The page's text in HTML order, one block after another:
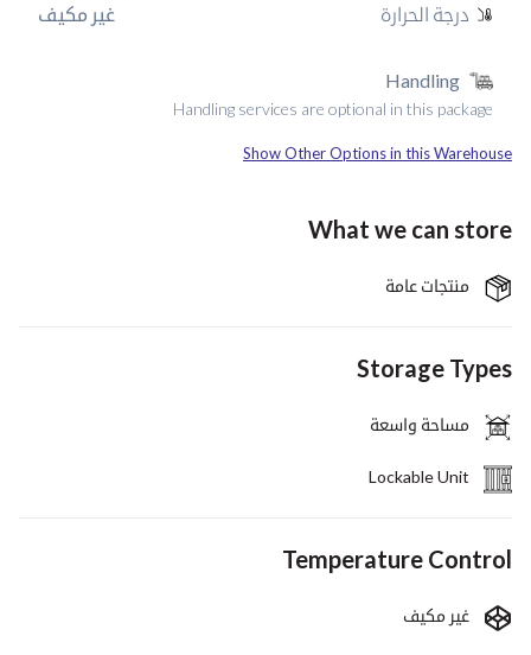
درجة الحرارة
غير مكيف
Handling
Handling services are optional in this package
Show Other Options in this Warehouse
What we can store
منتجات عامة
Storage Types
مساحة واسعة
Lockable Unit
Temperature Control
غير مكيف